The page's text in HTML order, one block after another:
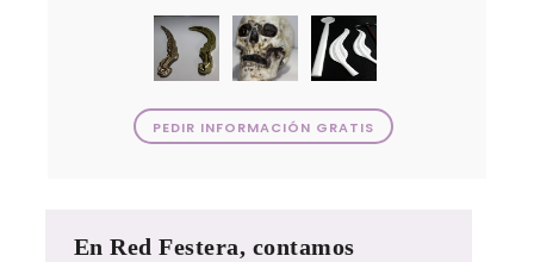
PEDIR INFORMACIÓN GRATIS
En Red Festera, contamos